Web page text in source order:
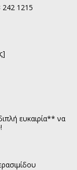
242 1215
ευκαιρία** να